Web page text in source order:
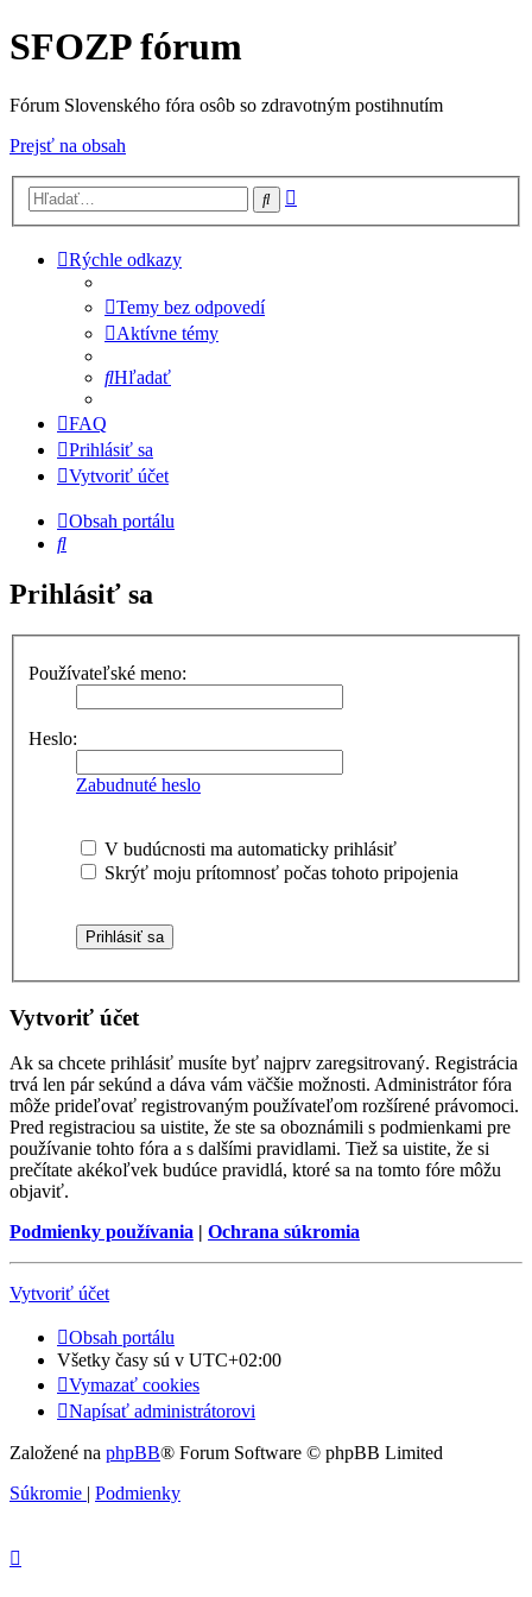
SFOZP fórum
Fórum Slovenského fóra osôb so zdravotným postihnutím
Prejsť na obsah
Hľadať
Rýchle odkazy
Temy bez odpovedí
Aktívne témy
Hľadať
FAQ
Prihlásiť sa
Vytvoriť účet
Obsah portálu
Hľadať
Prihlásiť sa
Používateľské meno:
Heslo:
Zabudnuté heslo
V budúcnosti ma automaticky prihlásiť
Skrýť moju prítomnosť počas tohoto pripojenia
Vytvoriť účet
Ak sa chcete prihlásiť musíte byť najprv zaregsitrovaný. Registrácia
trvá len pár sekúnd a dáva vám väčšie možnosti. Administrátor fóra
môže prideľovať registrovaným používateľom rozšírené právomoci.
Pred registraciou sa uistite, že ste sa oboznámili s podmienkami pre
používanie tohto fóra a s dalšími pravidlami. Tiež sa uistite, že si
prečítate akékoľvek budúce pravidlá, ktoré sa na tomto fóre môžu
objaviť.
Podmienky používania | Ochrana súkromia
Vytvoriť účet
Obsah portálu
Všetky časy sú v UTC+02:00
Vymazať cookies
Napísať administrátorovi
Založené na phpBB® Forum Software © phpBB Limited
Súkromie | Podmienky